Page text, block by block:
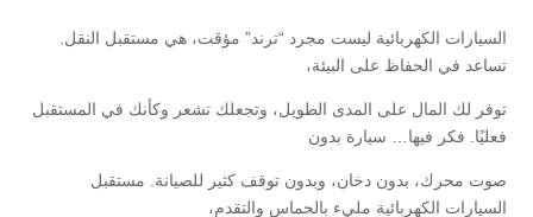
السيارات الكهربائية ليست مجرد “ترند” مؤقت، هي مستقبل النقل.
تساعد في الحفاظ على البيئة،
توفر لك المال على المدى الطويل، وتجعلك تشعر وكأنك في المستقبل
فعليًا. فكر فيها… سيارة بدون
صوت محرك، بدون دخان، وبدون توقف كثير للصيانة. مستقبل
السيارات الكهربائية مليء بالحماس والتقدم،